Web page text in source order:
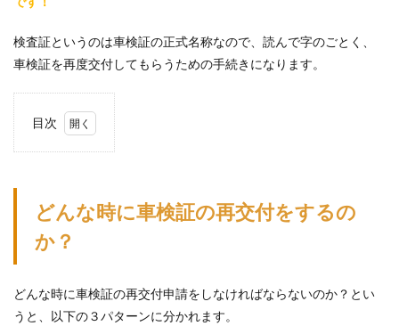
検査証というのは車検証の正式名称なので、読んで字のごとく、
車検証を再度交付してもらうための手続きになります。
目次
検証
交付
か？
2
どんな時に車検証の再交付をするの
か？
どんな時に車検証の再交付申請をしなければならないのか？とい
うと、以下の３パターンに分かれます。